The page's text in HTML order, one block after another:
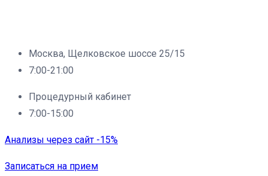
Москва, Щелковское шоссе 25/15
7:00-21:00
Процедурный кабинет
7:00-15:00
Анализы через сайт -15%
Записаться на прием